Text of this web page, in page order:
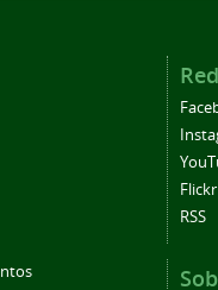
Flickr
RSS